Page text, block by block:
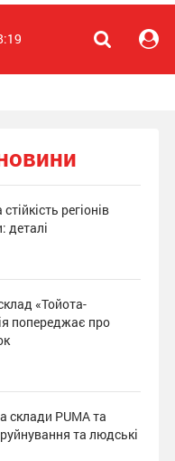
регіонів
деталі
«Тойота-
попереджає про
склади PUMA та
руйнування та людські